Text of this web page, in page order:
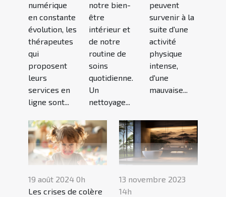
numérique
en constante
évolution, les
thérapeutes
qui
proposent
leurs
services en
ligne sont...
notre bien-
être
intérieur et
de notre
routine de
soins
quotidienne.
Un
nettoyage...
peuvent
survenir à la
suite d'une
activité
physique
intense,
d'une
mauvaise...
19 août 2024 0h
Les crises de colère
13 novembre 2023
14h